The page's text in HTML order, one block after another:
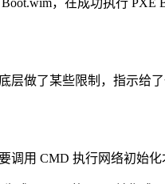
，在成功执行
了某些限制，指示给了
CMD 执行网络初始化